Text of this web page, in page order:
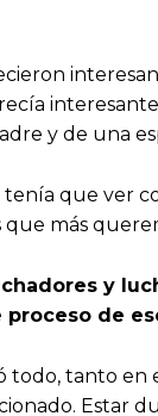
y de una
que ver
más
y
de
tanto en
Estar